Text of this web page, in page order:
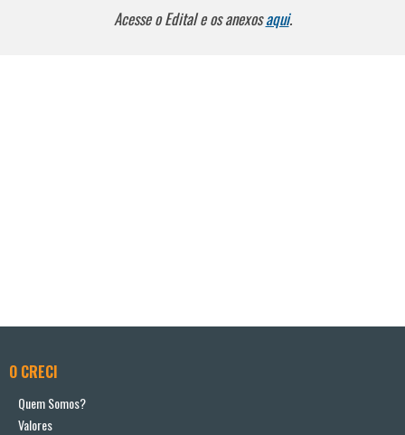
Acesse o Edital e os anexosaqui.
O CRECI
Quem Somos?
Valores